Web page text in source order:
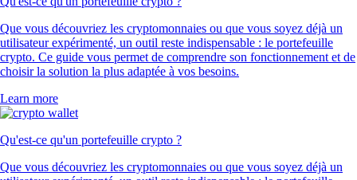
Que vous découvriez les cryptomonnaies ou que vous soyez déjà un
utilisateur expérimenté, un outil reste indispensable : le portefeuille
crypto. Ce guide vous permet de comprendre son fonctionnement et de
choisir la solution la plus adaptée à vos besoins.
Learn more
Qu'est-ce qu'un portefeuille crypto ?
Que vous découvriez les cryptomonnaies ou que vous soyez déjà un